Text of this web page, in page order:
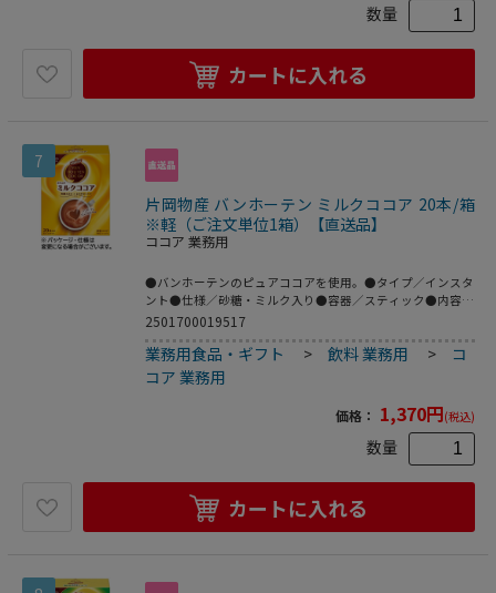
数量
カートに入れる
7
片岡物産 バンホーテン ミルクココア 20本/箱
※軽（ご注文単位1箱）【直送品】
ココア 業務用
●バンホーテンのピュアココアを使用。●タイプ／インスタ
ント●仕様／砂糖・ミルク入り●容器／スティック●内容量
／18.0g(1本あたり)●製造国／日本●賞味期限／商品の発送
す。●保存方法／常温●1箱=20本※メーカー都合により、
パッケージデザインおよび仕様が変更になる場合がございま
す。●本格的な味わいのミルクココア。●1箱20本入。
2501700019517
業務用食品・ギフト >飲料 業務用 > コ
コア 業務用
価格： 1,370円(税込)
数量
カートに入れる